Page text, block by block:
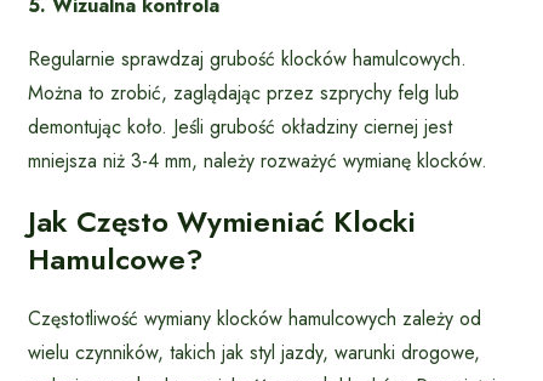
Regularnie sprawdzaj grubość klocków hamulcowych.
Można to zrobić, zaglądając przez szprychy felg lub
demontując koło. Jeśli grubość okładziny ciernej jest
mniejsza niż 3-4 mm, należy rozważyć wymianę klocków.
Jak Często Wymieniać Klocki
Hamulcowe?
Częstotliwość wymiany klocków hamulcowych zależy od
wielu czynników, takich jak styl jazdy, warunki drogowe,